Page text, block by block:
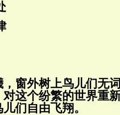
窗外树上鸟儿们无
这个纷繁的世界重
们自由飞翔。